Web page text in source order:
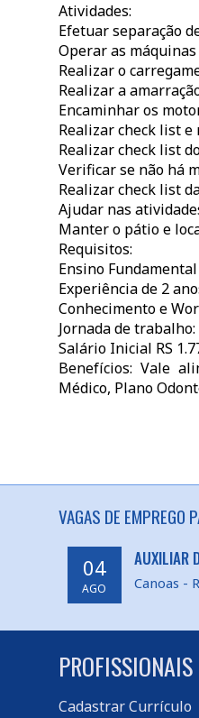
Atividades:
Efetuar separação
Operar as
Realizar o
Realizar a
Encaminhar os
Realizar check list
Realizar check list
Verificar se não há
Realizar check list
Ajudar nas
Manter o pátio e
Requisitos:
Ensino
Experiência de 2
Conhecimento e
Jornada de trabalho:
Salário Inicial RS
Benefícios: Vale
Médico, Plano
VAGAS DE EMPREGO
04
AGO
AUXILIAR
Canoas -
PROFISSIONAIS
Cadastrar Currículo